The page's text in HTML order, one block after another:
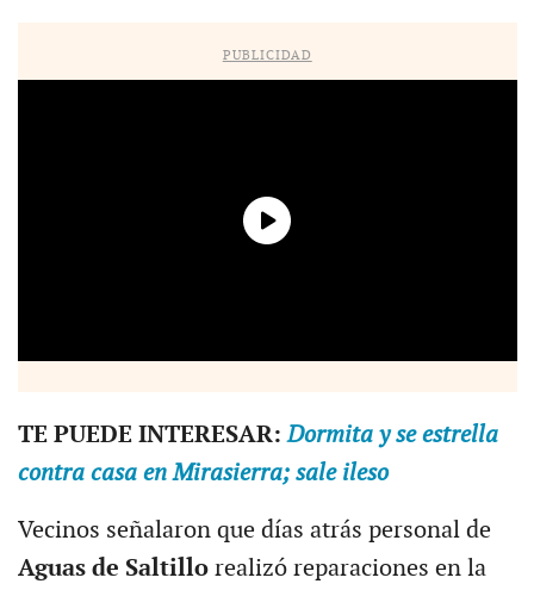
PUBLICIDAD
TE PUEDE INTERESAR:Dormita y se estrella
contra casa en Mirasierra; sale ileso
Vecinos señalaron que días atrás personal de
Aguas de Saltillorealizó reparaciones en la